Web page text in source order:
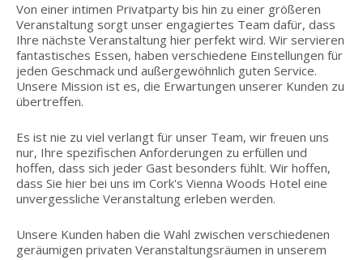
Von einer intimen Privatparty bis hin zu einer größeren
Veranstaltung sorgt unser engagiertes Team dafür, dass
Ihre nächste Veranstaltung hier perfekt wird. Wir servieren
fantastisches Essen, haben verschiedene Einstellungen für
jeden Geschmack und außergewöhnlich guten Service.
Unsere Mission ist es, die Erwartungen unserer Kunden zu
übertreffen.
Es ist nie zu viel verlangt für unser Team, wir freuen uns
nur, Ihre spezifischen Anforderungen zu erfüllen und
hoffen, dass sich jeder Gast besonders fühlt. Wir hoffen,
dass Sie hier bei uns im Cork's Vienna Woods Hotel eine
unvergessliche Veranstaltung erleben werden.
Unsere Kunden haben die Wahl zwischen verschiedenen
geräumigen privaten Veranstaltungsräumen in unserem